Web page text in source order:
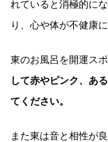
れていると消極的に
り、心や体が不健康
東のお風呂を開運ス
して赤やピンク、あ
てください。
また東は音と相性が良